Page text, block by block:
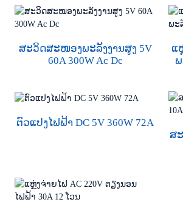
ສະວິດສະໜອງພະລັງງານສູງ 5V
60A 300W Ac Dc
ແ
ພ
ຕົວແປງໄຟຟ້າ DC 5V 360W 72A
ສ